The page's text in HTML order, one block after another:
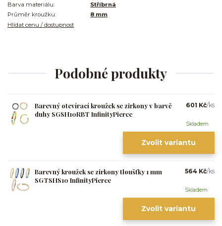
Barva materiálu:
Stříbrná
Průměr kroužku:
8 mm
Hlídat cenu / dostupnost
Podobné produkty
Barevný otevírací kroužek se zirkony v barvě
duhy SGSH10RBT InfinityPierce
601 Kč/ks
Skladem
Zvolit variantu
Barevný kroužek se zirkony tloušťky 1 mm
SGTSHS10 InfinityPierce
564 Kč/ks
Skladem
Zvolit variantu